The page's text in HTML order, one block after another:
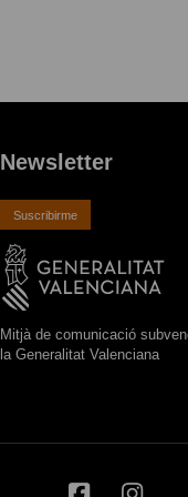
Newsletter
Suscribirme
Mitjà de comunicació
la Generalitat Valenciana